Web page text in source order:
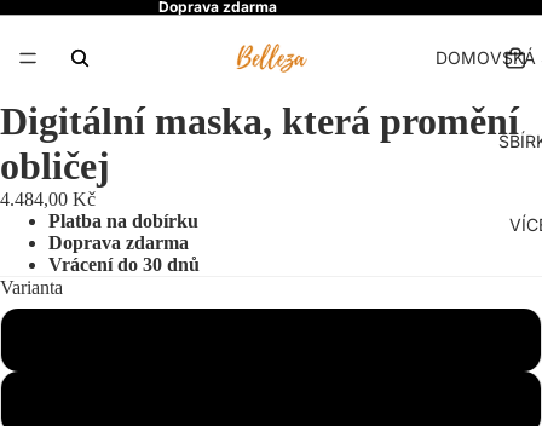
Doprava zdarma
DOMOVSKÁ
Digitální maska, která promění
obličej
4.484,00 Kč
Platba na dobírku
Doprava zdarma
Vrácení do 30 dnů
Varianta